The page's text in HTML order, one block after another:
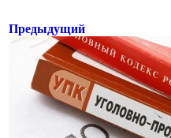
Предыдущий